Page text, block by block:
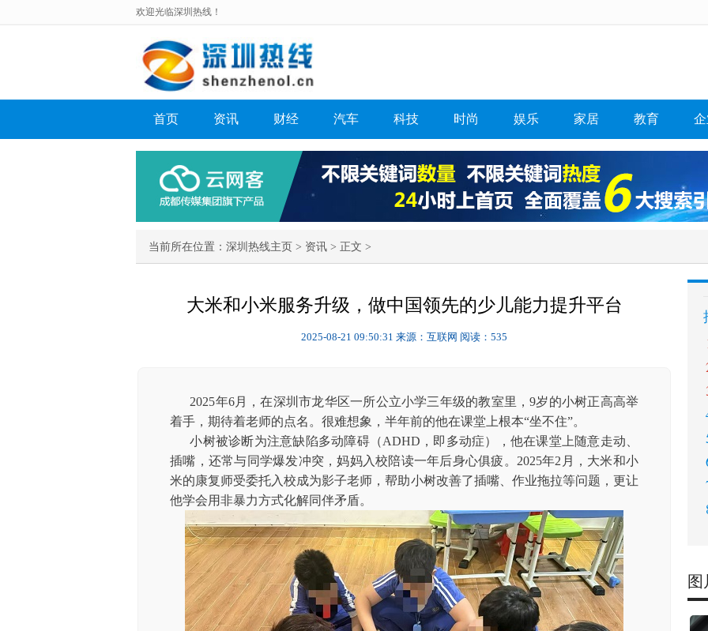
欢迎光临深圳热线！
首页 资讯 财经 汽车 科技 时尚 娱乐 家居 教育
当前所在位置： 深圳热线主页 > 资讯 > 正文 >
大米和小米服务升级，做中国领先的少儿能力提升平台
2025-08-21 09:50:31 来源：互联网 阅读：535
2025年6月，在深圳市龙华区一所公立小学三年级的教室里，9岁的小树正高高举
着手，期待着老师的点名。很难想象，半年前的他在课堂上根本“坐不住”。
小树被诊断为注意缺陷多动障碍（ADHD，即多动症），他在课堂上随意走动、
插嘴，还常与同学爆发冲突，妈妈入校陪读一年后身心俱疲。2025年2月，大米和小
米的康复师受委托入校成为影子老师，帮助小树改善了插嘴、作业拖拉等问题，更让
他学会用非暴力方式化解同伴矛盾。